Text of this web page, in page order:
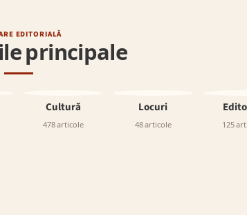
EDITORIALĂ
principale
Cultură
478 articole
Locuri
48 articole 125